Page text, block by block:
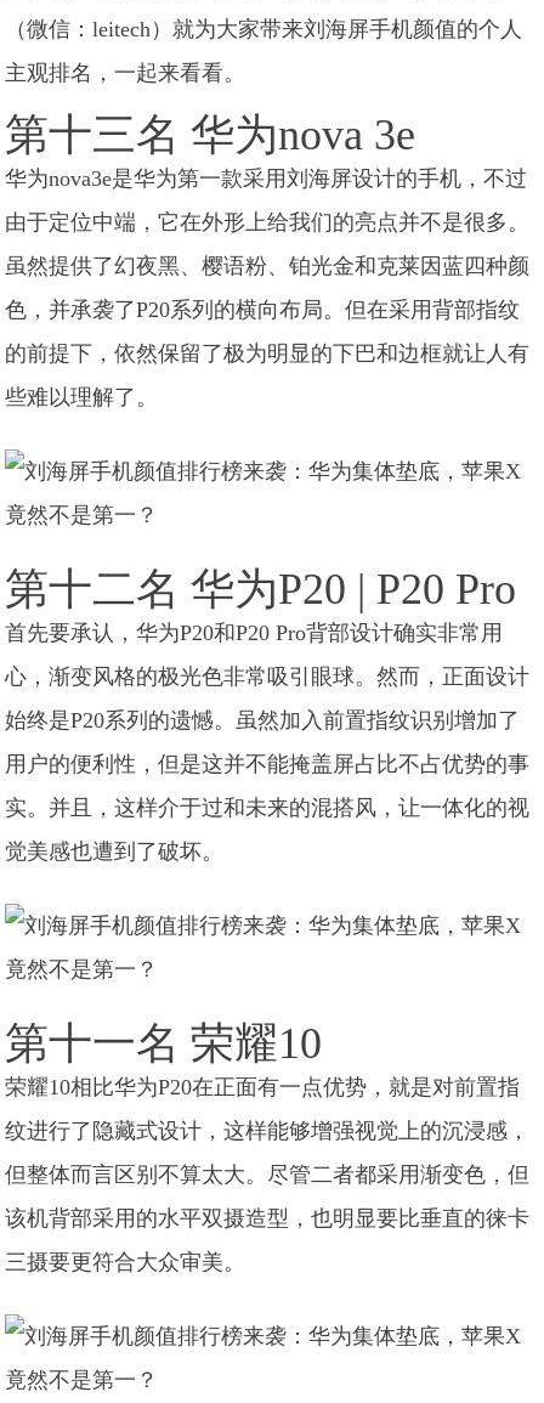
（微信：leitech）就为大家带来刘海屏手机颜值的个人
主观排名，一起来看看。
第十三名 华为nova 3e
华为nova3e是华为第一款采用刘海屏设计的手机，不过
由于定位中端，它在外形上给我们的亮点并不是很多。
虽然提供了幻夜黑、樱语粉、铂光金和克莱因蓝四种颜
色，并承袭了P20系列的横向布局。但在采用背部指纹
的前提下，依然保留了极为明显的下巴和边框就让人有
些难以理解了。
第十二名 华为P20 | P20 Pro
首先要承认，华为P20和P20 Pro背部设计确实非常用
心，渐变风格的极光色非常吸引眼球。然而，正面设计
始终是P20系列的遗憾。虽然加入前置指纹识别增加了
用户的便利性，但是这并不能掩盖屏占比不占优势的事
实。并且，这样介于过和未来的混搭风，让一体化的视
觉美感也遭到了破坏。
第十一名 荣耀10
荣耀10相比华为P20在正面有一点优势，就是对前置指
纹进行了隐藏式设计，这样能够增强视觉上的沉浸感，
但整体而言区别不算太大。尽管二者都采用渐变色，但
该机背部采用的水平双摄造型，也明显要比垂直的徕卡
三摄要更符合大众审美。